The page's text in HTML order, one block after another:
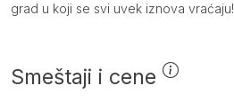
grad u koji se svi uvek iznova vraćaju!
Smeštaji i cene